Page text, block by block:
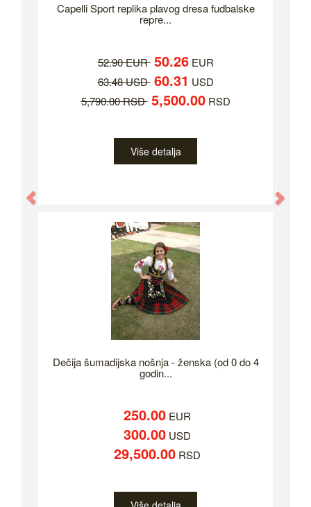
Capelli Sport replika plavog dresa fudbalske
repre...
52.90 EUR 50.26EUR
63.48 USD 60.31 USD
5,790.00 RSD 5,500.00RSD
Više detalja
Dečija šumadijska nošnja - ženska (od 0 do 4
godin...
250.00 EUR
300.00 USD
29,500.00 RSD